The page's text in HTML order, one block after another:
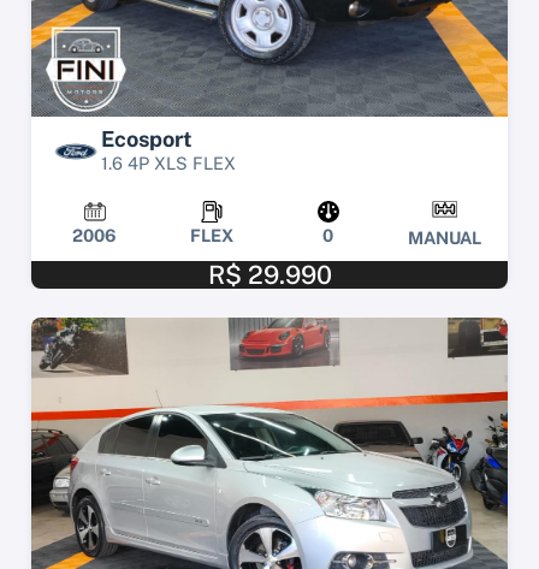
Ecosport
1.6 4P XLS FLEX
2006 FLEX 0 MANUAL
R$ 29.990